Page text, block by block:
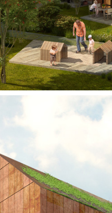
Telefon
08 - 716 87 50